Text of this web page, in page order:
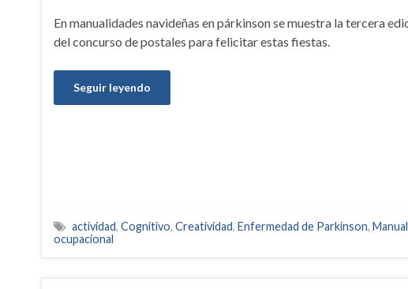
En manualidades navideñas en párkinson se muestra la tercera
del concurso de postales para felicitar estas fiestas.
Seguir leyendo
actividad, Cognitivo, Creatividad, Enfermedad de Parkinson, Manual
ocupacional